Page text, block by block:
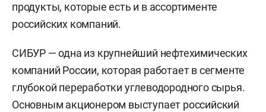
продукты, которые есть и в ассортименте
российских компаний.
СИБУР — одна из крупнейший нефтехимических
компаний России, которая работает в сегменте
глубокой переработки углеводородного сырья.
Основным акционером выступает российский